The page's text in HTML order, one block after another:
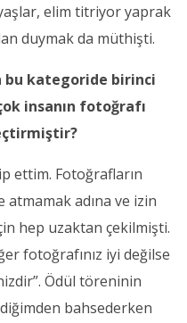
elim titriyor yaprak
duymak da müthişti.
bu kategoride birinci
insanın fotoğrafı
ettim. Fotoğrafların
atmamak adına ve izin
hep uzaktan çekilmişti.
fotoğrafınız iyi değilse
Ödül töreninin
bahsederken